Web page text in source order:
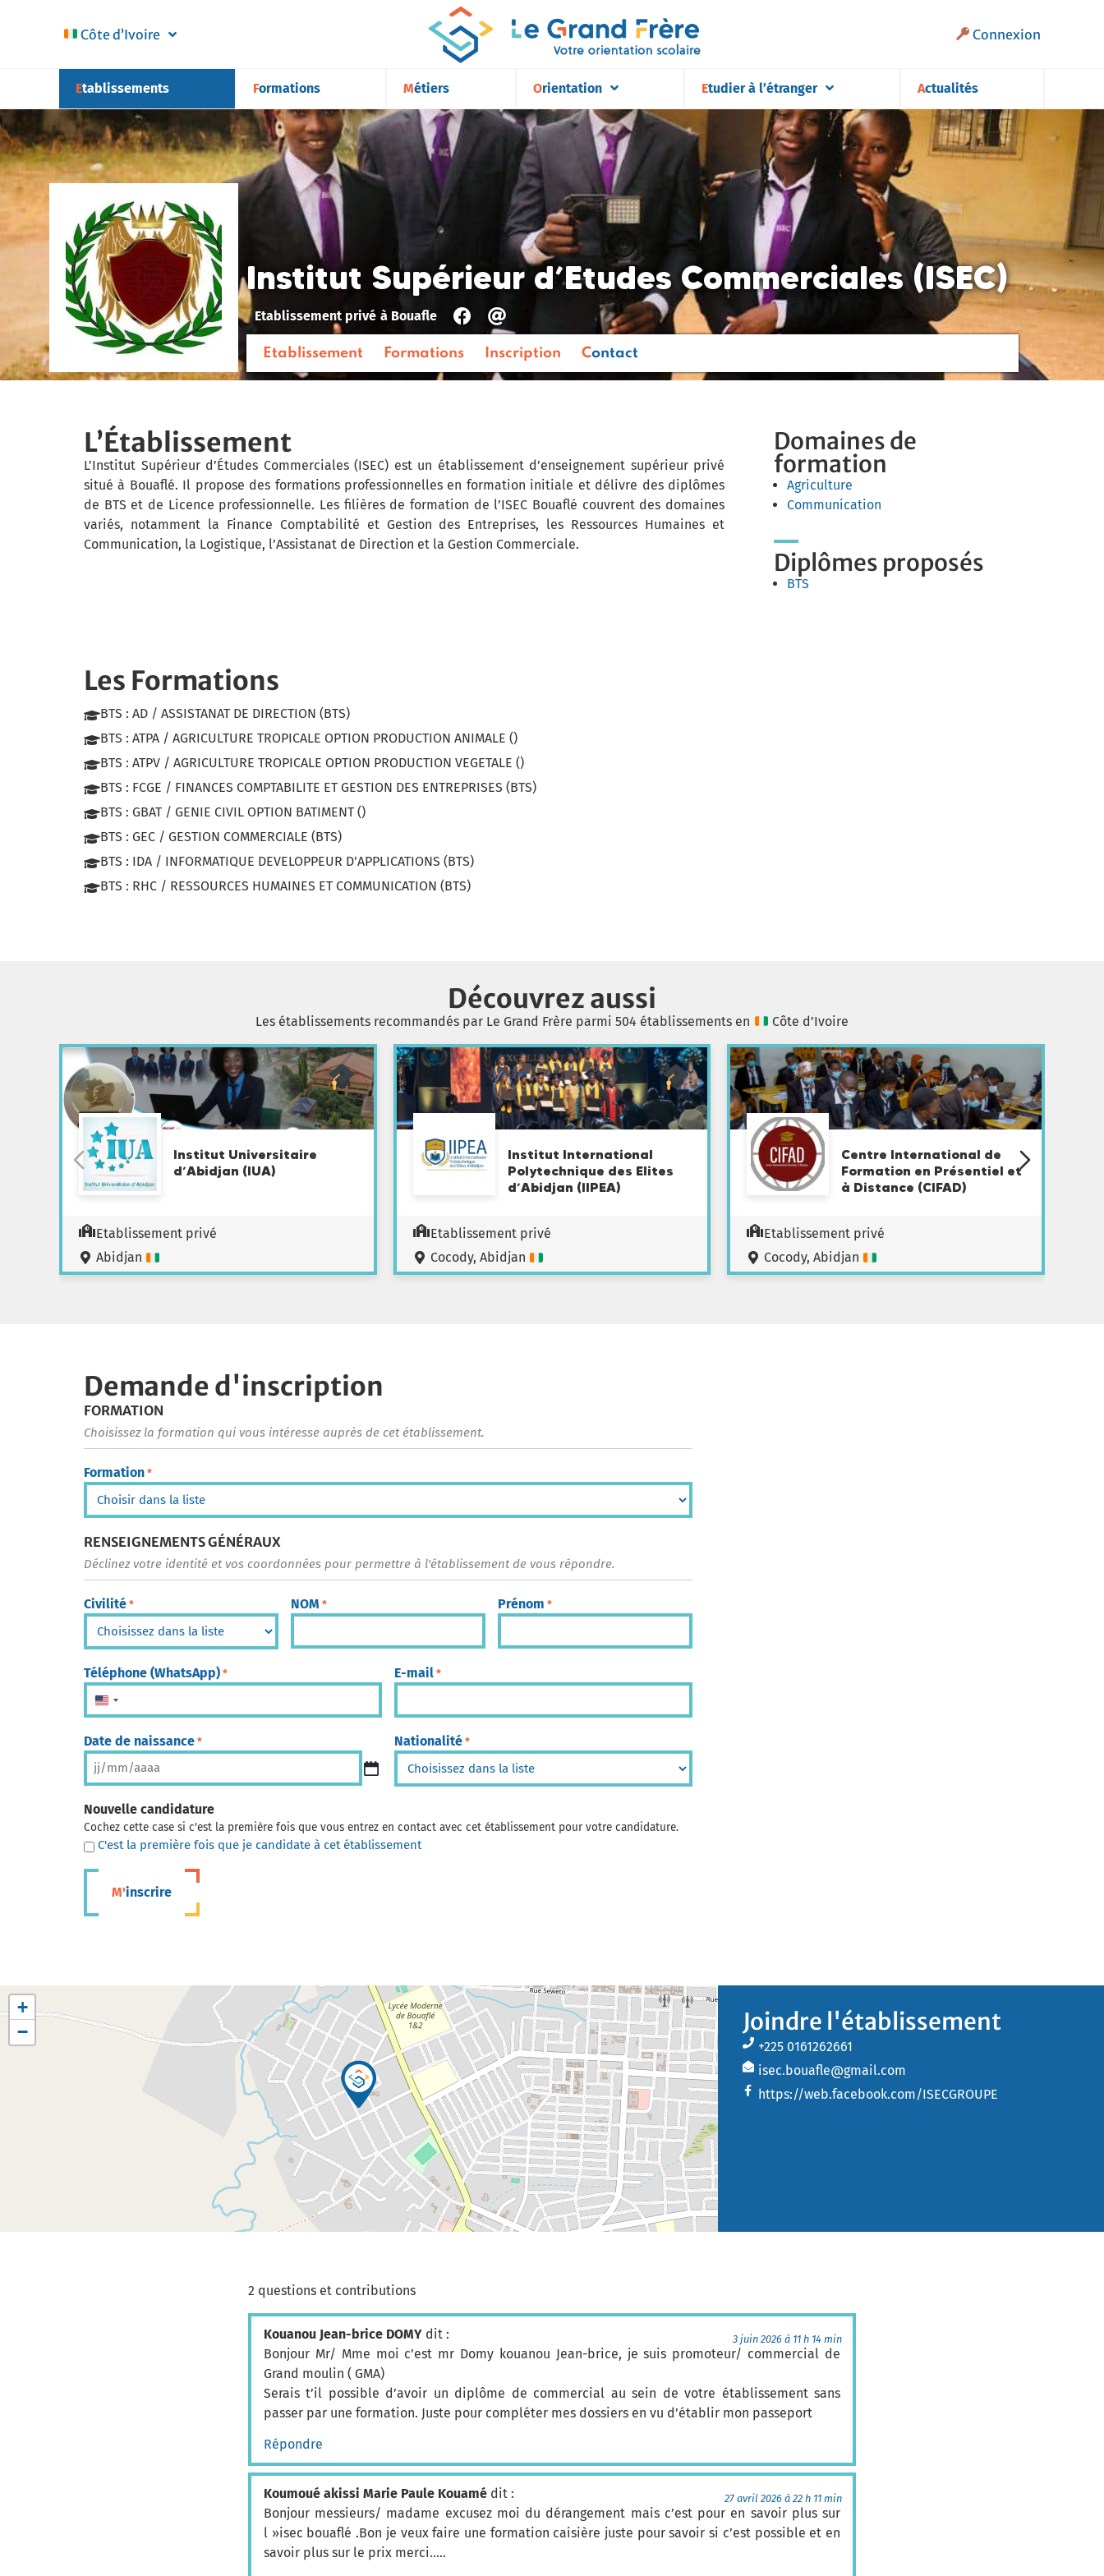
Côte d’Ivoire Connexion
Etablissements Formations Métiers Orientation Etudier à l’étranger Actualités
Institut Supérieur d’Etudes Commerciales (ISEC)
Etablissement privé à Bouafle
Etablissement Formations Inscription Contact
L’Établissement
L’Institut Supérieur d’Études Commerciales (ISEC) est un établissement d’enseignement supérieur privé
situé à Bouaflé. Il propose des formations professionnelles en formation initiale et délivre des diplômes
de BTS et de Licence professionnelle. Les filières de formation de l’ISEC Bouaflé couvrent des domaines
variés, notamment la Finance Comptabilité et Gestion des Entreprises, les Ressources Humaines et
Communication, la Logistique, l’Assistanat de Direction et la Gestion Commerciale.
Domaines de
formation
Agriculture
Communication
Diplômes proposés
BTS
Les Formations
BTS : AD / ASSISTANAT DE DIRECTION (BTS)
BTS : ATPA / AGRICULTURE TROPICALE OPTION PRODUCTION ANIMALE ()
BTS : ATPV / AGRICULTURE TROPICALE OPTION PRODUCTION VEGETALE ()
BTS : FCGE / FINANCES COMPTABILITE ET GESTION DES ENTREPRISES (BTS)
BTS : GBAT / GENIE CIVIL OPTION BATIMENT ()
BTS : GEC / GESTION COMMERCIALE (BTS)
BTS : IDA / INFORMATIQUE DEVELOPPEUR D'APPLICATIONS (BTS)
BTS : RHC / RESSOURCES HUMAINES ET COMMUNICATION (BTS)
Découvrez aussi
Les établissements recommandés par Le Grand Frère parmi 504 établissements en Côte d’Ivoire
Institut Universitaire
d’Abidjan (IUA)
Etablissement privé
Abidjan
Institut International
Polytechnique des Elites
d’Abidjan (IIPEA)
Etablissement privé
Cocody, Abidjan
Centre International de
Formation en Présentiel et
à Distance (CIFAD)
Etablissement privé
Cocody, Abidjan
Demande d'inscription
FORMATION
Choisissez la formation qui vous intéresse auprès de cet établissement.
Formation *
RENSEIGNEMENTS GÉNÉRAUX
Déclinez votre identité et vos coordonnées pour permettre à l'établissement de vous répondre.
Civilité * NOM * Prénom *
Téléphone (WhatsApp) *
États-Unis +1
E-mail *
Date de naissance * Nationalité *
Nouvelle candidature
Cochez cette case si c'est la première fois que vous entrez en contact avec cet établissement pour votre candidature.
C'est la première fois que je candidate à cet établissement
M'inscrire
+
−
Joindre l'établissement
+225 0161262661
isec.bouafle@gmail.com
https://web.facebook.com/ISECGROUPE
2 questions et contributions
Kouanou Jean-brice DOMY dit : 3 juin 2026 à 11 h 14 min
Bonjour Mr/ Mme moi c’est mr Domy kouanou Jean-brice, je suis promoteur/ commercial de
Grand moulin ( GMA)
Serais t’il possible d’avoir un diplôme de commercial au sein de votre établissement sans
passer par une formation. Juste pour compléter mes dossiers en vu d’établir mon passeport
Répondre
Koumoué akissi Marie Paule Kouamé dit : 27 avril 2026 à 22 h 11 min
Bonjour messieurs/ madame excusez moi du dérangement mais c’est pour en savoir plus sur
l »isec bouaflé .Bon je veux faire une formation caisière juste pour savoir si c’est possible et en
savoir plus sur le prix merci…..